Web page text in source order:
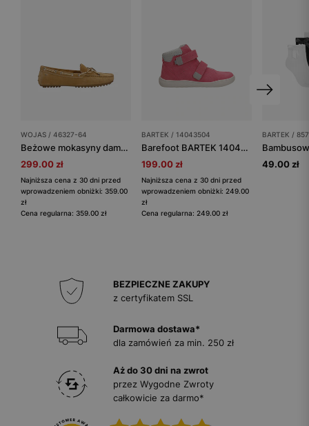
WOJAS / 46327-64
Beżowe mokasyny damskie z dwoiny
299.00 zł
Najniższa cena z 30 dni przed
wprowadzeniem obniżki: 359.00
zł
Cena regularna: 359.00 zł
BARTEK / 14043504
Barefoot BARTEK 14043504, dla dziewcząt, różowy
199.00 zł
Najniższa cena z 30 dni przed
wprowadzeniem obniżki: 249.00
zł
Cena regularna: 249.00 zł
BARTEK /
49.00 zł
BEZPIECZNE ZAKUPY
z certyfikatem SSL
Darmowa dostawa*
dla zamówień za min. 250 zł
Aż do 30 dni na zwrot
przez Wygodne Zwroty
całkowicie za darmo*